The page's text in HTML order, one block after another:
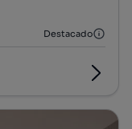
Destacado